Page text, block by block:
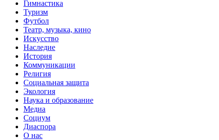
Гимнастика
Туризм
Футбол
Театр, музыка, кино
Искусство
Наследие
История
Коммуникации
Религия
Социальная защита
Экология
Наука и образование
Медиа
Социум
Диаспора
О нас